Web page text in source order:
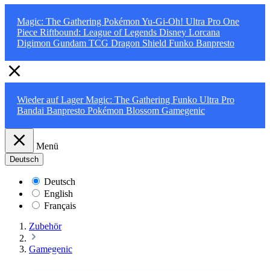
Magic: The Gathering Pokémon Yu-Gi-Oh! Ultra Pro One
Piece Riftbound: League of Legends Disney Lorcana
Digimon Gundam TCG Dragon Shield Funko Banpresto
Wieder auf LagerMagic: The Gathering Funko Ultra Pro
Bandai Banpresto Pokémon Blossom Gamegenic
Menü
Deutsch
Deutsch
English
Français
Zubehör
Gamegenic
Gamegenic